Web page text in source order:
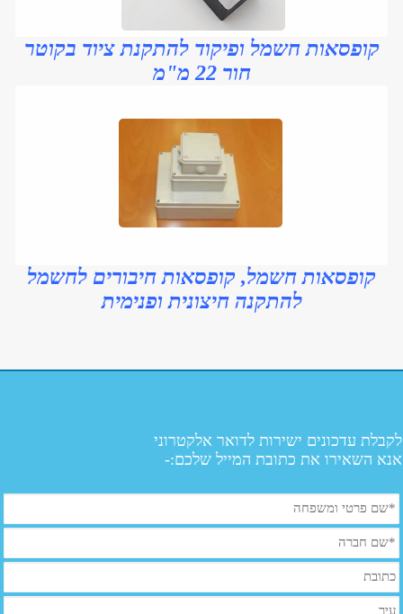
קופסאות חשמל ופיקוד להתקנת ציוד בקוטר
חור 22 מ"מ
קופסאות חשמל, קופסאות חיבורים לחשמל
להתקנה חיצונית ופנימית
לקבלת עדכונים ישירות לדואר אלקטרוני
אנא השאירו את כתובת המייל שלכם:-